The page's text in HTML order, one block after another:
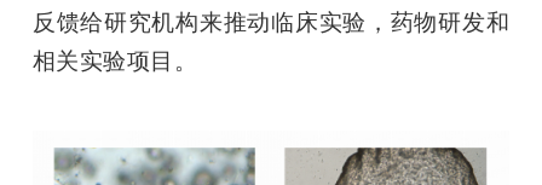
反馈给研究机构来推动临床实验，药物研发和
相关实验项目。